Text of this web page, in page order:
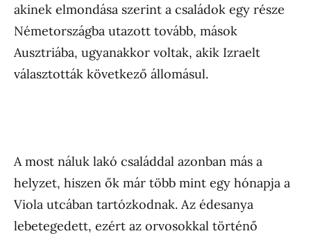
akinek elmondása szerint a családok egy része
Németországba utazott tovább, mások
Ausztriába, ugyanakkor voltak, akik Izraelt
választották következő állomásul.
A most náluk lakó családdal azonban más a
helyzet, hiszen ők már több mint egy hónapja a
Viola utcában tartózkodnak. Az édesanya
lebetegedett, ezért az orvosokkal történő